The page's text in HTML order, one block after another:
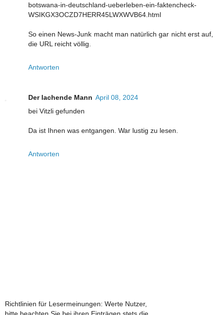
botswana-in-deutschland-ueberleben-ein-faktencheck-
WSIKGX3OCZD7HERR45LWXWVB64.html
So einen News-Junk macht man natürlich gar nicht erst auf,
die URL reicht völlig.
Antworten
Der lachende Mann April 08, 2024
bei Vitzli gefunden
Da ist Ihnen was entgangen. War lustig zu lesen.
Antworten
Richtlinien für Lesermeinungen: Werte Nutzer,